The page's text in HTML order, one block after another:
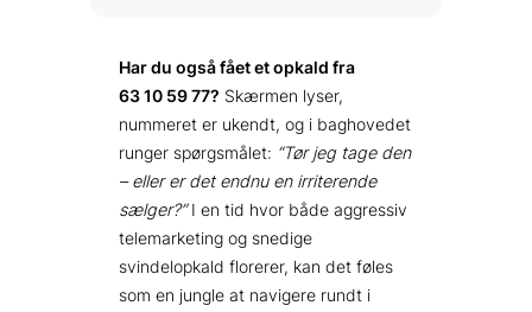
Har du også fået et opkald fra
63 10 59 77? Skærmen lyser,
nummeret er ukendt, og i baghovedet
runger spørgsmålet: “Tør jeg tage den
– eller er det endnu en irriterende
sælger?”I en tid hvor både aggressiv
telemarketing og snedige
svindelopkald florerer, kan det føles
som en jungle at navigere rundt i